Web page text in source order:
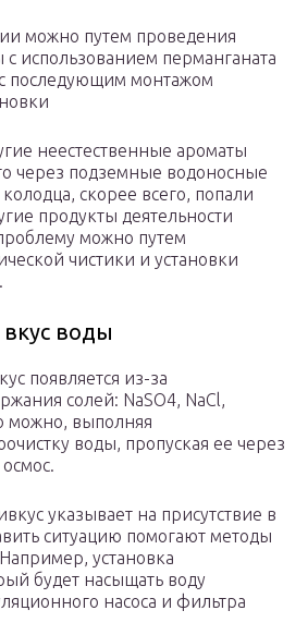
можно путем проведения
использованием перманганата
последующим монтажом
неестественные ароматы
через подземные водоносные
скорее всего, попали
продукты деятельности
можно путем
чистики и установки
воды
появляется из-за
солей: NaSO4, NaCl,
можно, выполняя
воды, пропуская ее через
указывает на присутствие в
ситуацию помогают методы
установка
будет насыщать воду
насоса и фильтра